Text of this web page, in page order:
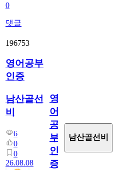
0
댓글
196753
영어공부
인증
남산골선
비
6
0
0
26.08.08
영
어
공
부
인
증
남산골선비